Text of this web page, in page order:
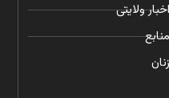
اخبار ولایتی
منابع
زنان